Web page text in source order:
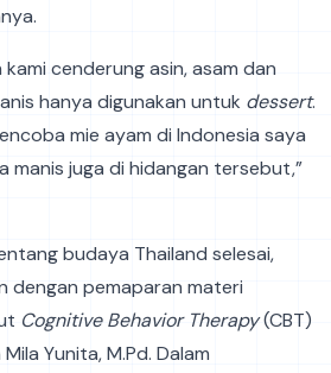
kami cenderung asin, asam dan
hanya digunakan untuk dessert.
mie ayam di Indonesia saya
manis juga di hidangan tersebut,”
budaya Thailand selesai,
dengan pemaparan materi
Cognitive Behavior Therapy(CBT)
Yunita, M.Pd. Dalam